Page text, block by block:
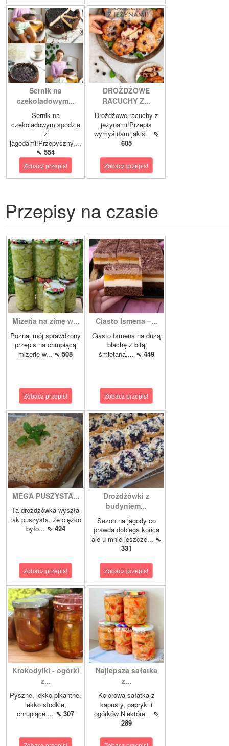
Sernik na
czekoladowym...
Sernik na
czekoladowym spodzie
z
jagodami!Przepyszny,...
⇖ 554
Zobacz przepis!
DROŻDŻOWE
RACUCHY Z...
Drożdżowe racuchy z
jeżynami!Przepis
wymyśliłam jakiś... ⇖
605
Zobacz przepis!
Przepisy na czasie
Mizeria na zimę w...
Poznaj mój sprawdzony
przepis na chrupiącą
mizerię w... ⇖ 508
Zobacz przepis!
Ciasto Ismena –...
Ciasto Ismena na dużą
blachę z bitą
śmietaną,... ⇖ 449
Zobacz przepis!
MEGA PUSZYSTA...
Ta drożdżówka wyszła
tak puszysta, że ciężko
było... ⇖ 424
Zobacz przepis!
Drożdżówki z
budyniem...
Sezon na jagody co
prawda dobiega końca
ale u mnie jeszcze... ⇖
331
Zobacz przepis!
Krokodylki - ogórki
z...
Pyszne, lekko pikantne,
lekko słodkie,
chrupiące,... ⇖ 307
Najlepsza sałatka
z...
Kolorowa sałatka z
kapusty, papryki i
ogórków Niektóre... ⇖
289